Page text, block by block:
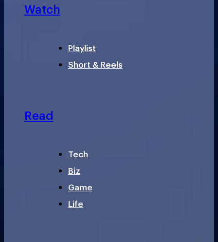
Watch
Playlist
Short & Reels
Read
Tech
Biz
Game
Life